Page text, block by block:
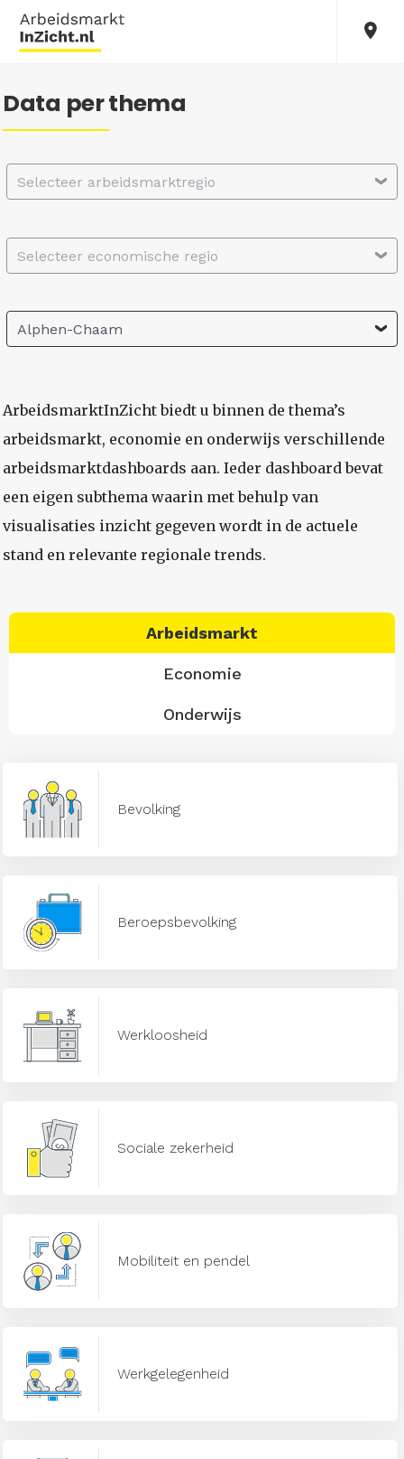
Data per thema
Selecteer arbeidsmarktregio
Selecteer economische regio
Alphen-Chaam
ArbeidsmarktInZicht biedt u binnen de thema’s
arbeidsmarkt, economie en onderwijs verschillende
arbeidsmarktdashboards aan. Ieder dashboard bevat
een eigen subthema waarin met behulp van
visualisaties inzicht gegeven wordt in de actuele
stand en relevante regionale trends.
Arbeidsmarkt
Economie
Onderwijs
Bevolking
Beroepsbevolking
Werkloosheid
Sociale zekerheid
Mobiliteit en pendel
Werkgelegenheid